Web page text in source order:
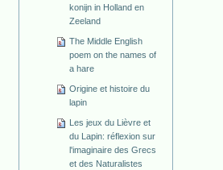
konijn in Holland en
Zeeland
The Middle English
poem on the names of
a hare
Origine et histoire du
lapin
Les jeux du Lièvre et
du Lapin: réflexion sur
l'imaginaire des Grecs
et des Naturalistes